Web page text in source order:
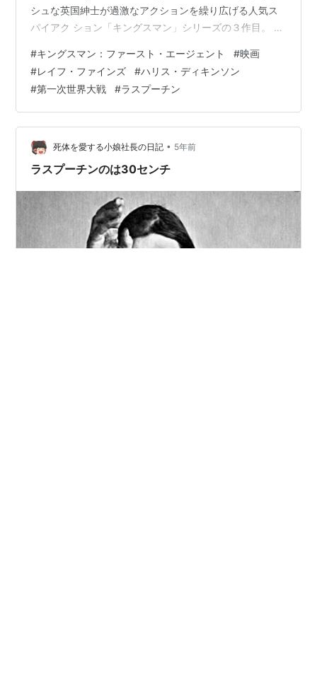
シュな英国紳士が過激なアクションを繰り広げる人気ス
パイアク ション「キングスマン」シリーズの３作目。 第
スマン」誕生の秘 話を描く。 表向きは高級紳士服テーラ
ーだが、実は世界最強のスパイ組織という「キン グスマ
ン」。 国家に属さない秘密結社である彼らの最初の任務
は、世界大戦を終わらせる ことだった。 １９１４年、世
界大戦を裏でひそかに操る…
#キングスマン：ファースト・エージェント #映画
#レイフ・ファインズ #ハリス・ディキンソン
#第一次世界大戦 #ラスプーチン
死体を愛する小娘社長の日記 • 5年前
ラスプーチンのは30センチ